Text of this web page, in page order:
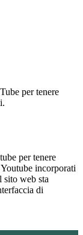
per tenere
per tenere
incorporati
sito web sta
di